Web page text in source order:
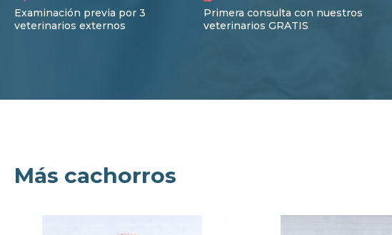
Examinación previa por 3
veterinarios externos
Primera consulta con nuestros
veterinarios GRATIS
Más cachorros